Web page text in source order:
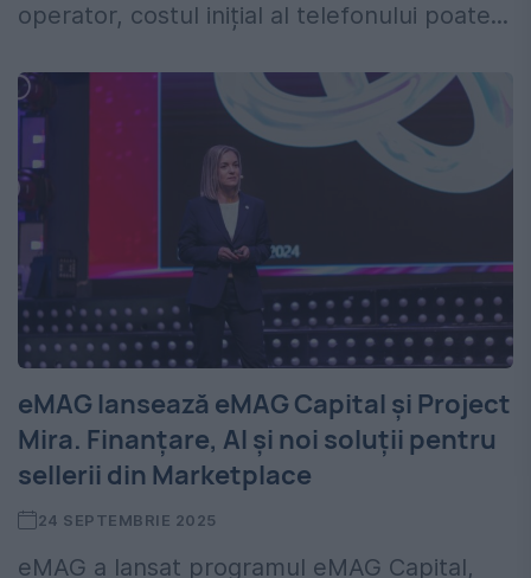
operator, costul inițial al telefonului poate...
eMAG lansează eMAG Capital și Project
Mira. Finanțare, AI și noi soluții pentru
sellerii din Marketplace
24 SEPTEMBRIE 2025
eMAG a lansat programul eMAG Capital,